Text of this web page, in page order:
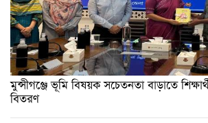
মুন্সীগঞ্জে ভূমি বিষয়ক সচেতনতা বাড়াতে
বিতরণ